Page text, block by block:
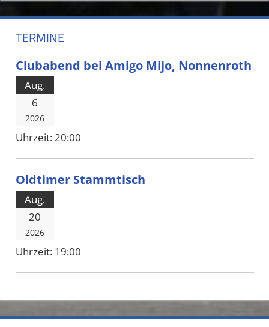
TERMINE
Clubabend bei Amigo Mijo, Nonnenroth
Aug.
6
2026
Uhrzeit: 20:00
Oldtimer Stammtisch
Aug.
20
2026
Uhrzeit: 19:00